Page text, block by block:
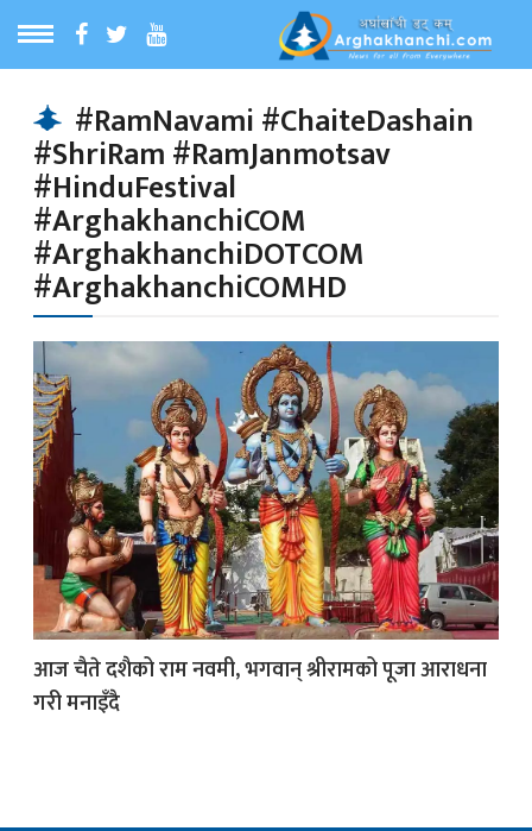
MENU
समाचार
समाचार
समाचार
#RamNavami #ChaiteDashain
#ShriRam #RamJanmotsav
#HinduFestival
#ArghakhanchiCOM
#ArghakhanchiDOTCOM
#ArghakhanchiCOMHD
आज चैते दशैको राम नवमी, भगवान् श्रीरामको पूजा आराधना
गरी मनाइँदै